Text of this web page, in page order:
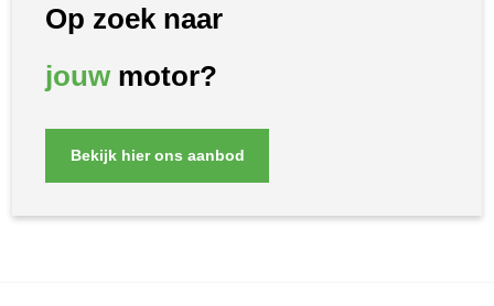
Op zoek naar
jouwmotor?
Bekijk hier ons aanbod